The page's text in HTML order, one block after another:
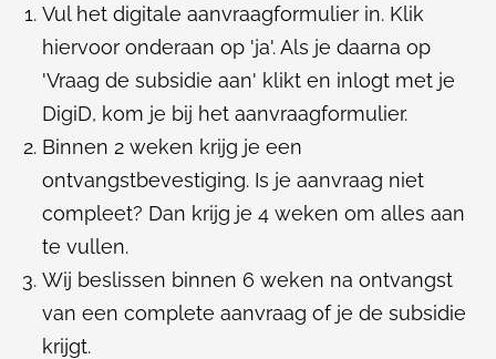
e
x
t
e
n
)
e
x
t
e
n
)
Vul het digitale aanvraagformulier in. Klik
hiervoor onderaan op 'ja'. Als je daarna op
'Vraag de subsidie aan' klikt en inlogt met je
DigiD, kom je bij het aanvraagformulier.
Binnen 2 weken krijg je een
ontvangstbevestiging. Is je aanvraag niet
compleet? Dan krijg je 4 weken om alles aan
te vullen.
Wij beslissen binnen 6 weken na ontvangst
van een complete aanvraag of je de subsidie
krijgt.